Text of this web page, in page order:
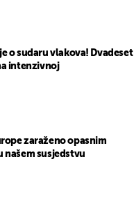
o sudaru vlakova! Dvadeset
intenzivnoj
zaraženo opasnim
našem susjedstvu